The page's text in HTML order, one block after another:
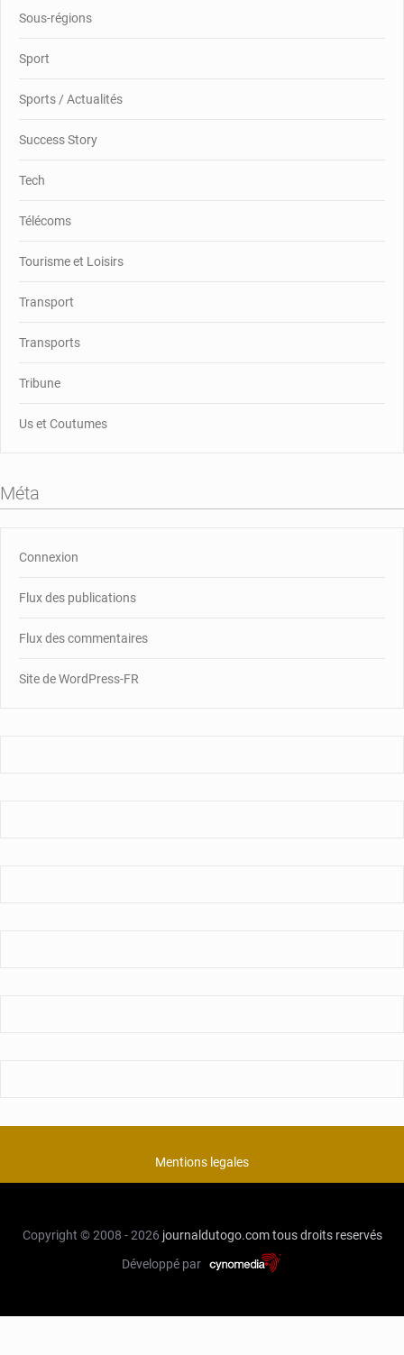
Sous-régions
Sport
Sports / Actualités
Success Story
Tech
Télécoms
Tourisme et Loisirs
Transport
Transports
Tribune
Us et Coutumes
Méta
Connexion
Flux des publications
Flux des commentaires
Site de WordPress-FR
Mentions legales
Copyright © 2008 - 2026 journaldutogo.com tous droits reservés
Développé par